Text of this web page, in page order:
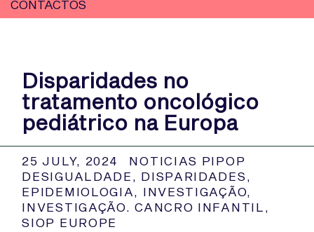
CONTACTOS
Disparidades no
tratamento oncológico
pediátrico na Europa
25 JULY, 2024
NOTICIAS PIPOP
DESIGUALDADE
DISPARIDADES
EPIDEMIOLOGIA
INVESTIGAÇÃO
INVESTIGAÇÃO. CANCRO INFANTIL
SIOP EUROPE